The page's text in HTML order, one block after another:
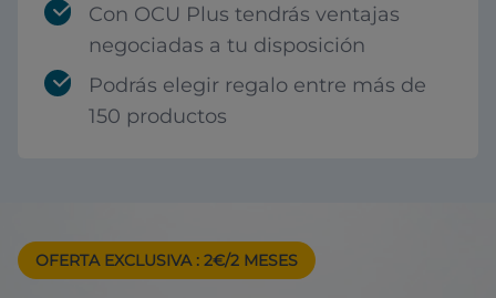
Con OCU Plus tendrás ventajas
negociadas a tu disposición
Podrás elegir regalo entre más de
150 productos
OFERTA EXCLUSIVA : 2€/2 MESES